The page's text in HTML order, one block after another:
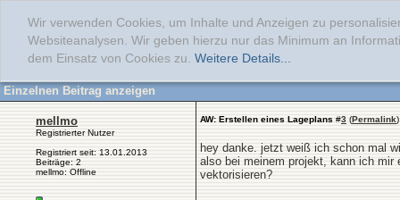
Wir verwenden Cookies, um Inhalte und Anzeigen zu
Websiteanalysen. Wir geben hierzu nur das Minimum an
dem Einsatz von Cookies zu. Weitere Details...
Einzelnen Beitrag anzeigen
mellmo
Registrierter Nutzer
Registriert seit: 13.01.2013
Beiträge: 2
mellmo: Offline
AW: Erstellen eines Lageplans #3 (Permalink)
hey danke. jetzt weiß ich schon mal
also bei meinem projekt, kann ich mir
vektorisieren?